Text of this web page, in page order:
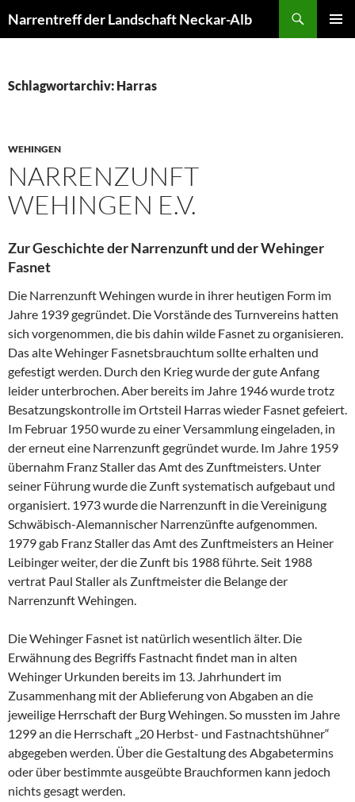
Inhalt
Narrentreff der Landschaft Neckar-Alb
Schlagwortarchiv: Harras
WEHINGEN
NARRENZUNFT
WEHINGEN E.V.
Zur Geschichte der Narrenzunft und der Wehinger
Fasnet
Die Narrenzunft Wehingen wurde in ihrer heutigen Form im
Jahre 1939 gegründet. Die Vorstände des Turnvereins hatten
sich vorgenommen, die bis dahin wilde Fasnet zu organisieren.
Das alte Wehinger Fasnetsbrauchtum sollte erhalten und
gefestigt werden. Durch den Krieg wurde der gute Anfang
leider unterbrochen. Aber bereits im Jahre 1946 wurde trotz
Besatzungskontrolle im Ortsteil Harras wieder Fasnet gefeiert.
Im Februar 1950 wurde zu einer Versammlung eingeladen, in
der erneut eine Narrenzunft gegründet wurde. Im Jahre 1959
übernahm Franz Staller das Amt des Zunftmeisters. Unter
seiner Führung wurde die Zunft systematisch aufgebaut und
organisiert. 1973 wurde die Narrenzunft in die Vereinigung
Schwäbisch-Alemannischer Narrenzünfte aufgenommen.
1979 gab Franz Staller das Amt des Zunftmeisters an Heiner
Leibinger weiter, der die Zunft bis 1988 führte. Seit 1988
vertrat Paul Staller als Zunftmeister die Belange der
Narrenzunft Wehingen.
Die Wehinger Fasnet ist natürlich wesentlich älter. Die
Erwähnung des Begriffs Fastnacht findet man in alten
Wehinger Urkunden bereits im 13. Jahrhundert im
Zusammenhang mit der Ablieferung von Abgaben an die
jeweilige Herrschaft der Burg Wehingen. So mussten im Jahre
1299 an die Herrschaft „20 Herbst- und Fastnachtshühner“
abgegeben werden. Über die Gestaltung des Abgabetermins
oder über bestimmte ausgeübte Brauchformen kann jedoch
nichts gesagt werden.